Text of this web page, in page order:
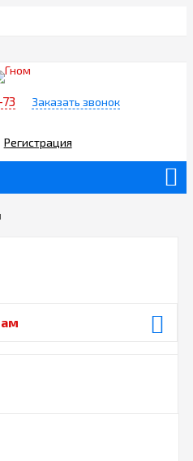
Заказать звонок
Регистрация